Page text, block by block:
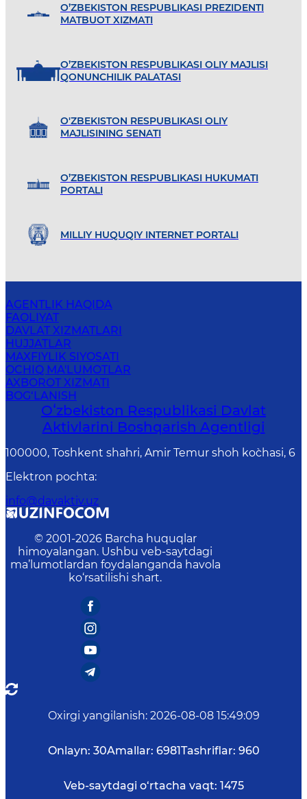
O’ZBEKISTON RESPUBLIKASI PREZIDENTI
MATBUOT XIZMATI
O’ZBEKISTON RESPUBLIKASI OLIY MAJLISI
QONUNCHILIK PALATASI
O'ZBEKISTON RESPUBLIKASI OLIY
MAJLISINING SENATI
O’ZBEKISTON RESPUBLIKASI HUKUMATI
PORTALI
MILLIY HUQUQIY INTERNET PORTALI
AGENTLIK HAQIDA
FAOLIYAT
DAVLAT XIZMATLARI
HUJJATLAR
MAXFIYLIK SIYOSATI
OCHIQ MA'LUMOTLAR
AXBOROT XIZMATI
BOG‘LANISH
Oʻzbekiston Respublikasi Davlat
Aktivlarini Boshqarish Agentligi
100000, Toshkent shahri, Amir Temur shoh ko`chasi, 6
Elektron pochta:
info@davaktiv.uz
© 2001-2026 Barcha huquqlar
himoyalangan. Ushbu veb-saytdagi
ma’lumotlardan foydalanganda havola
ko‘rsatilishi shart.
Oxirgi yangilanish: 2026-08-08 15:49:09
Onlayn: 30Amallar: 6981Tashriflar: 960
Veb-saytdagi o‘rtacha vaqt: 1475